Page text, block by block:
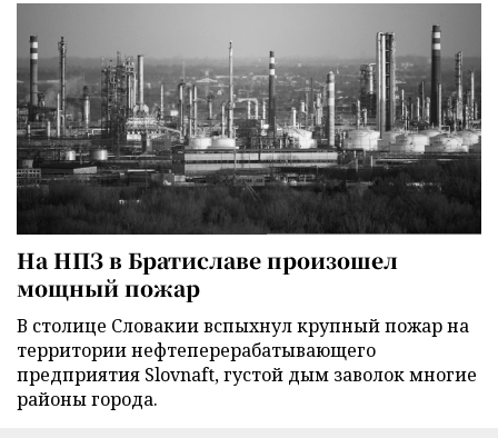
На НПЗ в Братиславе произошел
мощный пожар
В столице Словакии вспыхнул крупный пожар на
территории нефтеперерабатывающего
предприятия Slovnaft, густой дым заволок многие
районы города.